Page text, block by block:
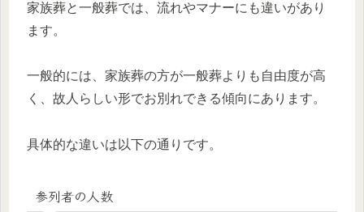
家族葬と一般葬では、流れやマナーにも違いがあり
ます。
一般的には、家族葬の方が一般葬よりも自由度が高
く、故人らしい形でお別れできる傾向にあります。
具体的な違いは以下の通りです。
参列者の人数